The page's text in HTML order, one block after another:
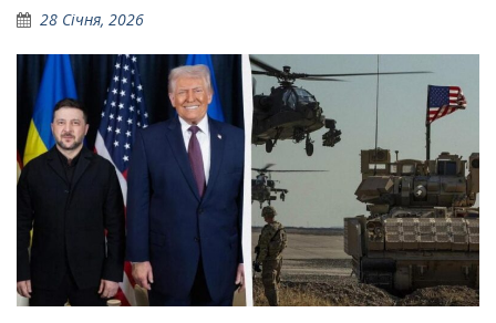
28 Січня, 2026